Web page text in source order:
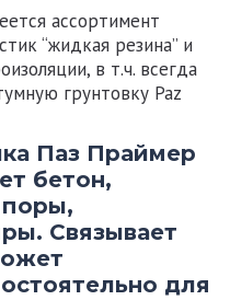
ассортимент
“жидкая резина” и
в т.ч. всегда
грунтовку Paz
Паз Праймер
бетон,
поры,
Связывает
для